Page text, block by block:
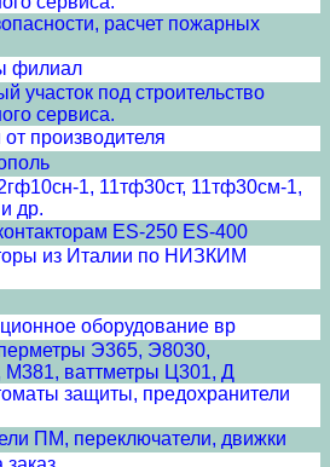
расчет пожарных
филиал
участок под строительство
сервиса.
производителя
1, 11тф30ст, 11тф30см-1,
др.
ES-250 ES-400
из Италии по НИЗКИМ
оборудование вр
Э365, Э8030,
М381, ваттметры Ц301, Д
защиты, предохранители
ПМ, переключатели, движки